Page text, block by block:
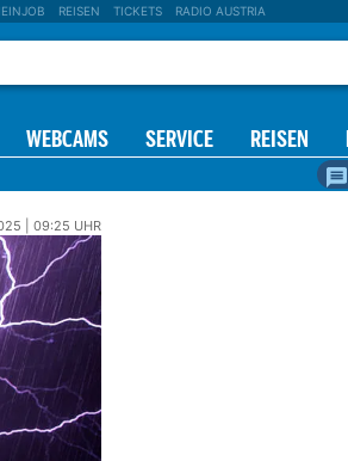
REISEN TICKETS RADIO AUSTRIA
WEBCAMS SERVICE REISEN
| 09:25 UHR